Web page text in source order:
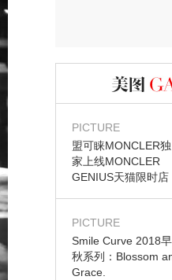
PICTURE
盟可睐MONCLER独
家上线MONCLER
GENIUS天猫限时店
PICTURE
Smile Curve 2018早
秋系列：Blossom
Grace.